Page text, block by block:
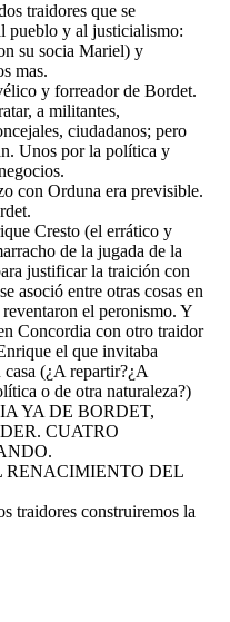
traidores que se
pueblo y al justicialismo:
su socia Mariel) y
mas.
y forreador de Bordet.
a militantes,
ciudadanos; pero
Unos por la política y
con Orduna era previsible.
Cresto (el errático y
de la jugada de la
justificar la traición con
asoció entre otras cosas en
el peronismo. Y
Concordia con otro traidor
el que invitaba
(¿A repartir?¿A
o de otra naturaleza?)
YA DE BORDET,
CUATRO
RENACIMIENTO DEL
traidores construiremos la